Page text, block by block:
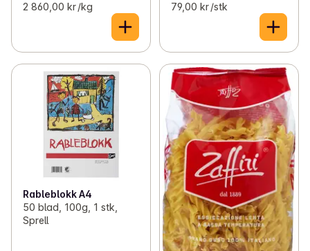
2 860,00 kr /kg 79,00 kr /stk
Rableblokk A4
50 blad, 100g, 1 stk,
Sprell